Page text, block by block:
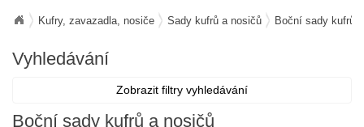
Kufry, zavazadla, nosiče Sady kufrů a nosičů Boční sady kufrů
Vyhledávání
Zobrazit filtry vyhledávání
Boční sady kufrů a nosičů